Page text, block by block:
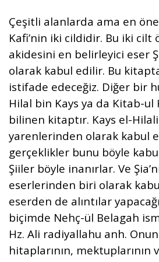
Çeşitli alanlarda ama en
Kafi’nin iki cildidir. Bu iki cilt
akidesini en belirleyici eser
olarak kabul edilir. Bu
istifade edeceğiz. Diğer bir
Hilal bin Kays ya da Kitab-ul
bilinen kitaptır. Kays el-Hilali
yarenlerinden olarak kabul
gerçeklikler bunu böyle
Şiiler böyle inanırlar. Ve
eserlerinden biri olarak
eserden de alıntılar
biçimde Nehç-ül Belagah
Hz. Ali radiyallahu anh.
hitaplarının, mektuplarının